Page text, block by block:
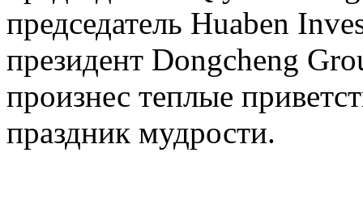
председатель Huaben
президент Dongcheng
произнес теплые
праздник мудрости.